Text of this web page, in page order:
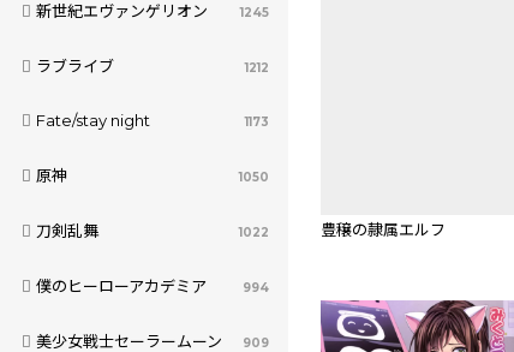
新世紀エヴァンゲリオン 1245
ラブライブ 1212
Fate/stay night 1173
原神 1050
刀剣乱舞 1022
僕のヒーローアカデミア 994
美少女戦士セーラームーン 909
豊穣の隷属エルフ